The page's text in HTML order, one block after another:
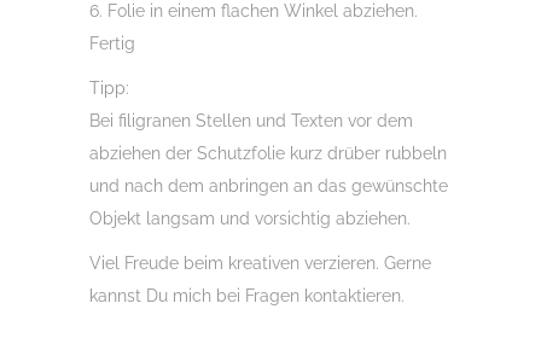
6. Folie in einem flachen Winkel abziehen.
Fertig
Tipp:
Bei filigranen Stellen und Texten vor dem
abziehen der Schutzfolie kurz drüber rubbeln
und nach dem anbringen an das gewünschte
Objekt langsam und vorsichtig abziehen.
Viel Freude beim kreativen verzieren. Gerne
kannst Du mich bei Fragen kontaktieren.